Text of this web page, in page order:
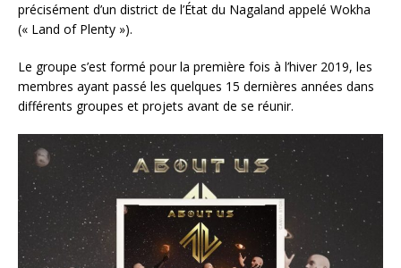
précisément d’un district de l’État du Nagaland appelé Wokha
(« Land of Plenty »).
Le groupe s’est formé pour la première fois à l’hiver 2019, les
membres ayant passé les quelques 15 dernières années dans
différents groupes et projets avant de se réunir.